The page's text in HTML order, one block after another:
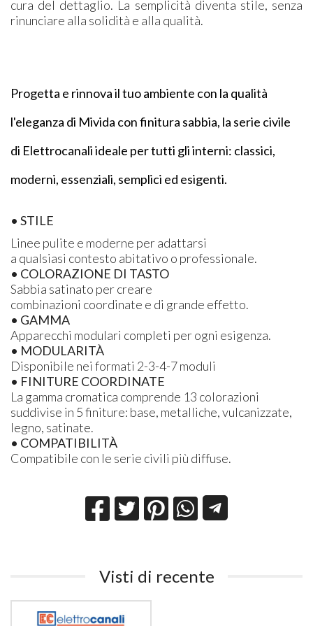
cura del dettaglio. La semplicità diventa stile, senza
rinunciare alla solidità e alla qualità.
Progetta e rinnova il tuo ambiente con la qualità
l'eleganza di Mivida con finitura sabbia, la serie civile
di Elettrocanaliideale per tutti gli interni: classici,
moderni, essenziali, semplici ed esigenti.
• STILE
Linee pulite e moderne per adattarsi
a qualsiasi contesto abitativo o professionale.
• COLORAZIONE DI TASTO
Sabbia satinato per creare
combinazioni coordinate e di grande effetto.
• GAMMA
Apparecchi modulari completi per ogni esigenza.
• MODULARITÀ
Disponibile nei formati 2-3-4-7 moduli
• FINITURE COORDINATE
La gamma cromatica comprende 13 colorazioni
suddivise in 5 finiture: base, metalliche, vulcanizzate,
legno, satinate.
• COMPATIBILITÀ
Compatibile con le serie civili più diffuse.
Visti di recente